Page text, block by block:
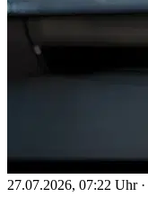
27.07.2026, 07:22 Uhr ·